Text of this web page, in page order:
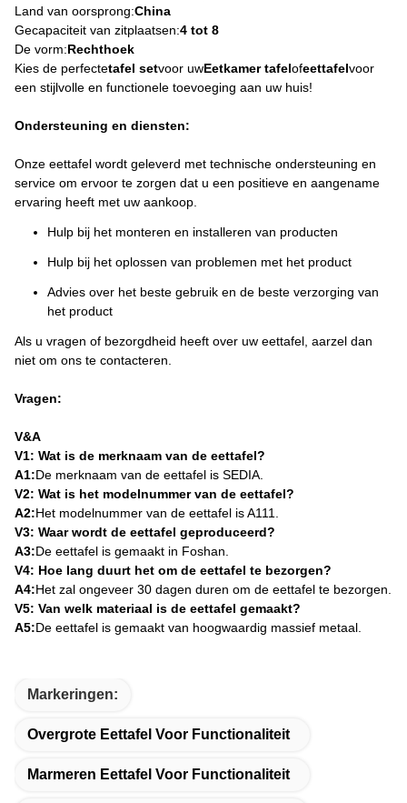
Land van oorsprong:China
Gecapaciteit van zitplaatsen:4 tot 8
De vorm:Rechthoek
Kies de perfectetafel setvoor uwEetkamer tafelofeettafelvoor
een stijlvolle en functionele toevoeging aan uw huis!
Ondersteuning en diensten:
Onze eettafel wordt geleverd met technische ondersteuning en
service om ervoor te zorgen dat u een positieve en aangename
ervaring heeft met uw aankoop.
Hulp bij het monteren en installeren van producten
Hulp bij het oplossen van problemen met het product
Advies over het beste gebruik en de beste verzorging van
het product
Als u vragen of bezorgdheid heeft over uw eettafel, aarzel dan
niet om ons te contacteren.
Vragen:
V&A
V1: Wat is de merknaam van de eettafel?
A1:De merknaam van de eettafel is SEDIA.
V2: Wat is het modelnummer van de eettafel?
A2:Het modelnummer van de eettafel is A111.
V3: Waar wordt de eettafel geproduceerd?
A3:De eettafel is gemaakt in Foshan.
V4: Hoe lang duurt het om de eettafel te bezorgen?
A4:Het zal ongeveer 30 dagen duren om de eettafel te bezorgen.
V5: Van welk materiaal is de eettafel gemaakt?
A5:De eettafel is gemaakt van hoogwaardig massief metaal.
Markeringen:
Overgrote Eettafel Voor Functionaliteit
Marmeren Eettafel Voor Functionaliteit